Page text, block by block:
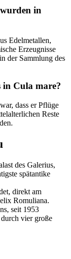
in
Edelmetallen,
Erzeugnisse
der Sammlung des
in Cula mare?
dass er Pflüge
Reste
des Galerius,
spätantike
direkt am
Romuliana.
seit 1953
vier große